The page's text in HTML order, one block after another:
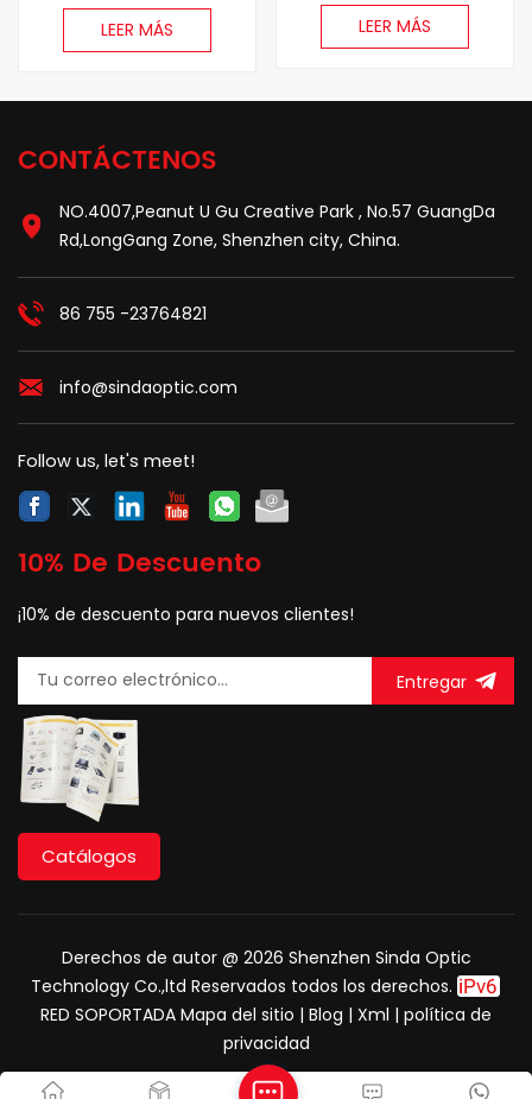
UPC (hembra), 24
fibras, multimodo
0.35dB max, tipo B,
LEER MÁS
fibras, multimodo
(OM4), LSZH, 0.35dB
LEER MÁS
CONTÁCTENOS
NO.4007,Peanut U Gu Creative Park , No.57 GuangDa
Rd,LongGang Zone, Shenzhen city, China.
86 755 -23764821
info@sindaoptic.com
Follow us, let's meet!
10% De Descuento
¡10% de descuento para nuevos clientes!
Entregar
Catálogos
Derechos de autor @ 2026 Shenzhen Sinda Optic
Technology Co.,ltd Reservados todos los derechos.
RED SOPORTADA Mapa del sitio | Blog | Xml | política de
privacidad